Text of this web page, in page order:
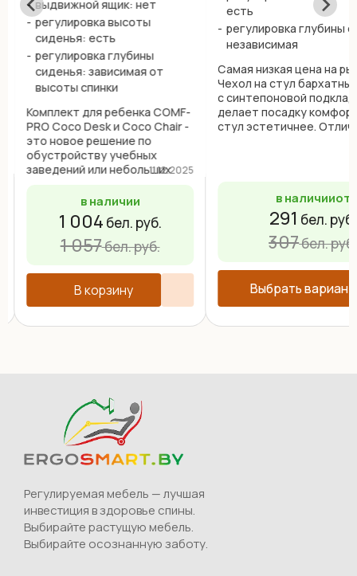
выдвижной ящик: нет
регулировка высоты
сиденья: есть
регулировка глубины
сиденья: зависимая от
высоты спинки
Комплект для ребенка COMF-
PRO Coco Desk и Coco Chair -
это новое решение по
обустройству учебных
заведений или небольших
преимущество это
небольшие размеры
ученического набора, но при
этом рабочая поверхность
парты 80х60 см, ...
11.12.2025
в наличии
1 004 бел. руб.
1 057бел. руб.
В корзину
есть
регулировка глубины
независимая
Самая низкая цена на
Чехол на стул
с синтепоновой
делает посадку
стул эстетичнее.
в наличииот
291 бел. руб.
307бел. руб.
Выбрать
Регулируемая мебель — лучшая
инвестиция в здоровье спины.
Выбирайте растущую мебель.
Выбирайте осознанную заботу.